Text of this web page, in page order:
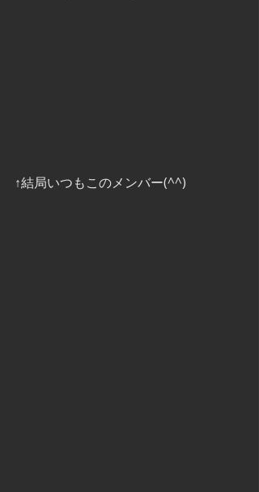
↑結局いつもこのメンバー(^^)